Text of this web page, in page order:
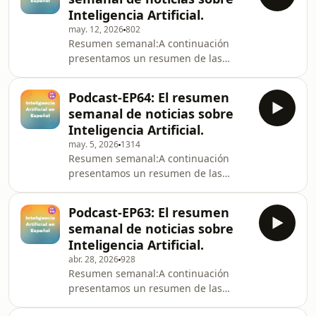
exclusivos, herramientas útiles y
consejos prácticos para aprovecharla
antes que los demás.La Era de los
Humanos Sintéticos y la Identidad
Digital* La IA generativa ha
evolucionado de la creación de
contenido
Inteligencia Artificial.
may. 12, 2026802
Resumen semanal:A continuación
presentamos un resumen de las
inteligencia artificial ya empezó.💎
Suscríbete para acceder a artículos
exclusivos, herramientas útiles y
consejos prácticos para aprovecharla
antes que los demás.El giro hacia la
IA empresarial* La industria de la IA
ha pasado de enfocarse en usuarios
individuales a priorizar l
Podcast-EP64: El resumen
semanal de noticias sobre
Inteligencia Artificial.
may. 5, 2026 1314
Resumen semanal:A continuación
presentamos un resumen de las
inteligencia artificial ya empezó.💎
Suscríbete para acceder a artículos
exclusivos, herramientas útiles y
consejos prácticos para aprovecharla
antes que los demás.Anthropic roza el
billón: la guerra por dominar la
inteligencia artificial* Anthropic
Podcast-EP63: El resumen
semanal de noticias sobre
Inteligencia Artificial.
abr. 28, 2026928
Resumen semanal:A continuación
presentamos un resumen de las